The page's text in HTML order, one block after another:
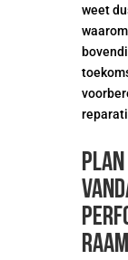
weet